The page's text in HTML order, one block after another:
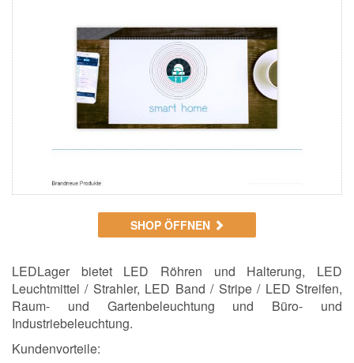
SHOP ÖFFNEN
LEDLager bietet LED Röhren und Halterung, LED
Leuchtmittel / Strahler, LED Band / Stripe / LED Streifen,
Raum- und Gartenbeleuchtung und Büro- und
Industriebeleuchtung.
Kundenvorteile: